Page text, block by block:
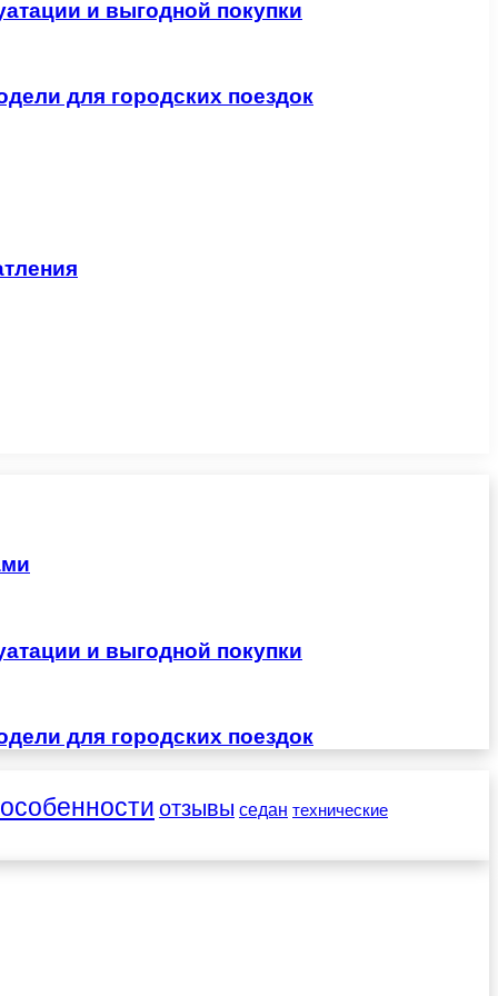
и выгодной покупки
для городских поездок
и выгодной покупки
для городских поездок
особенности отзывы седан технические